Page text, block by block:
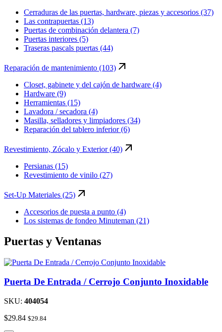
Cerraduras de las puertas, hardware, piezas y accesorios (37)
Las contrapuertas (13)
Puertas de combinación delantera (7)
Puertas interiores (5)
Traseras pascals puertas (44)
Reparación de mantenimiento (103)
Closet, gabinete y del cajón de hardware (4)
Hardware (9)
Herramientas (15)
Lavadora / secadora (4)
Masilla, selladores y limpiadores (34)
Reparación del tablero inferior (6)
Revestimiento, Zócalo y Exterior (40)
Persianas (15)
Revestimiento de vinilo (27)
Set-Up Materiales (25)
Accesorios de puesta a punto (4)
Los sistemas de fondeo Minuteman (21)
Puertas y Ventanas
Puerta De Entrada / Cerrojo Conjunto Inoxidable
SKU: 404054
$29.84 $29.84